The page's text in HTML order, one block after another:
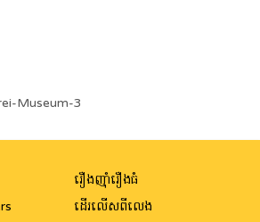
Museum-3
រឿងញ៉ាំរឿងធំ
ដើរលើសពីលេង